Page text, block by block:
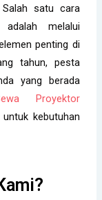
satu cara
melalui
penting di
tahun, pesta
yang berada
Proyektor
kebutuhan